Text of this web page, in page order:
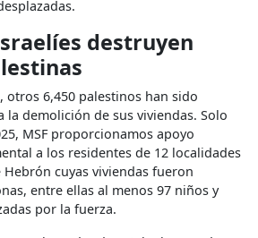
destruyen
otros 6,450 palestinos han sido
la demolición de sus viviendas. Solo
MSF proporcionamos apoyo
a los residentes de 12 localidades
cuyas viviendas fueron
entre ellas al menos 97 niños y
por la fuerza.